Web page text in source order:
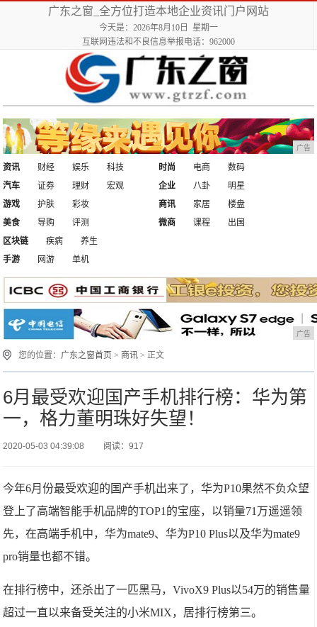
广东之窗_全方位打造本地企业资讯门户网站
今天是：2026年8月10日 星期一
互联网违法和不良信息举报电话：962000
广告
资讯 财经 娱乐
科技
汽车
证券 理财 宏观
时尚 电商
数码
企业
八卦
明星
游戏
护肤
彩妆
美食
导购 评测
商讯 家居
楼盘
微商
课程
出国
区块链
疾病
养生
手游
网游 单机
广告
您的位置： 广东之窗首页 > 商讯 > 正文
6月最受欢迎国产手机排行榜：华为第
一，格力董明珠好失望！
2020-05-03 04:39:08 阅读：917
今年6月份最受欢迎的国产手机出来了，华为P10果然不负众望
登上了高端智能手机品牌的TOP1的宝座，以销量71万遥遥领
先，在高端手机中，华为mate9、华为P10 Plus以及华为mate9
pro销量也都不错。
在排行榜中，还杀出了一匹黑马，VivoX9 Plus以54万的销售量
超过一直以来备受关注的小米MIX，居排行榜第三。